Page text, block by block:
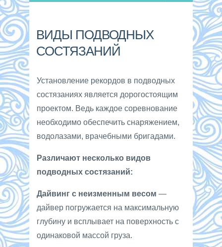
ВИДЫ ПОДВОДНЫХ
СОСТЯЗАНИЙ
Установление рекордов в подводных
состязаниях является дорогостоящим
проектом. Ведь каждое соревнование
необходимо обеспечить снаряжением,
водолазами, врачебными бригадами.
Различают несколько видов
подводных состязаний:
Дайвинг с неизменным весом —
дайвер погружается на максимальную
глубину и всплывает на поверхность с
одинаковой массой груза.